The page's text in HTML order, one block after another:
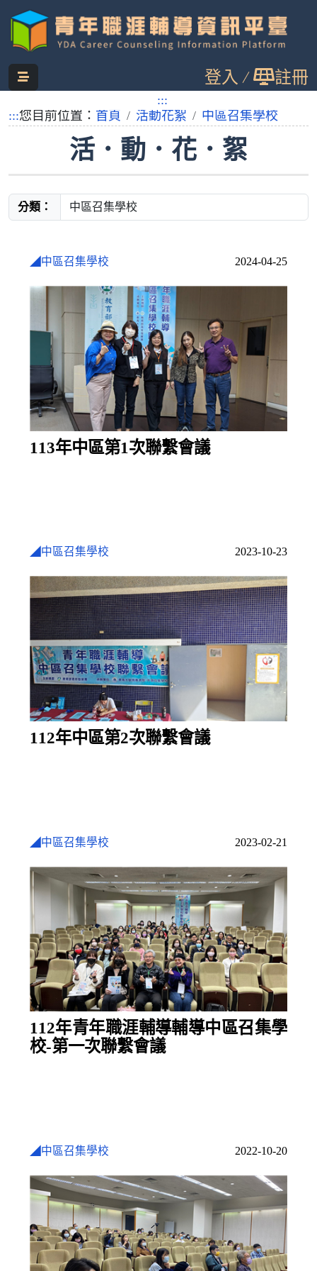
到
主
要
登入 註冊
:::
:::您目前位置： 首頁 活動花絮 中區召集學校
活．動．花．絮
分類：
◢中區召集學校 2024-04-25
113年中區第1次聯繫會議
◢中區召集學校 2023-10-23
112年中區第2次聯繫會議
◢中區召集學校 2023-02-21
112年青年職涯輔導輔導中區召集學
校-第一次聯繫會議
◢中區召集學校 2022-10-20